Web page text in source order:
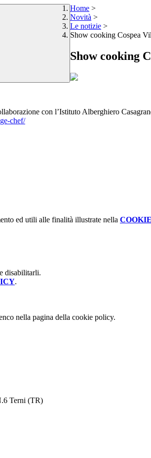
Home >
Novità >
Le notizie >
Show cooking Cospea
Show cooking
con l’Istituto Alberghiero
chef/
ed utili alle finalità illustrate nella
disabilitarli.
.
nella pagina della cookie policy.
Terni (TR)